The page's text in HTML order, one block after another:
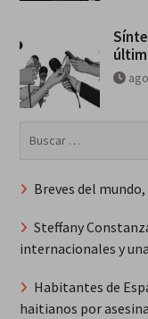
Breves del
Steffany
internacionales y
Habitantes de
haitianos por